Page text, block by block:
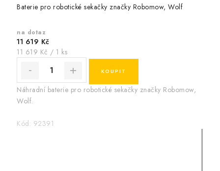
Baterie pro robotické sekačky značky Robomow, Wolf
na dotaz
11 619 Kč
Měrná
11 619 Kč / 1 ks
Náhradní baterie pro robotické sekačky značky Robomow,
Wolf.
Kód: 92391